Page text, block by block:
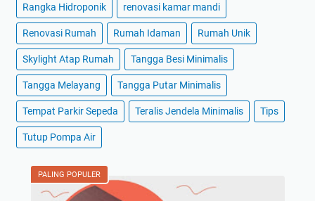
Rangka Hidroponik renovasi kamar mandi
Renovasi Rumah Rumah Idaman Rumah Unik
Skylight Atap Rumah Tangga Besi Minimalis
Tangga Melayang Tangga Putar Minimalis
Tempat Parkir Sepeda Teralis Jendela Minimalis Tips
Tutup Pompa Air
PALING POPULER